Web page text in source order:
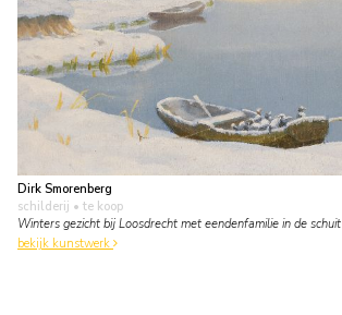
Dirk Smorenberg
schilderij • te koop
Winters gezicht bij Loosdrecht met eendenfamilie in de schuit
bekijk kunstwerk